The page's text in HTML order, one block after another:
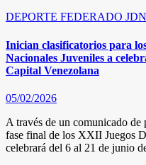
DEPORTE FEDERADO
Inician clasificatorios para
Nacionales Juveniles a
Capital Venezolana
05/02/2026
A través de un comunicado
fase final de los XXII Juegos
celebrará del 6 al 21 de junio